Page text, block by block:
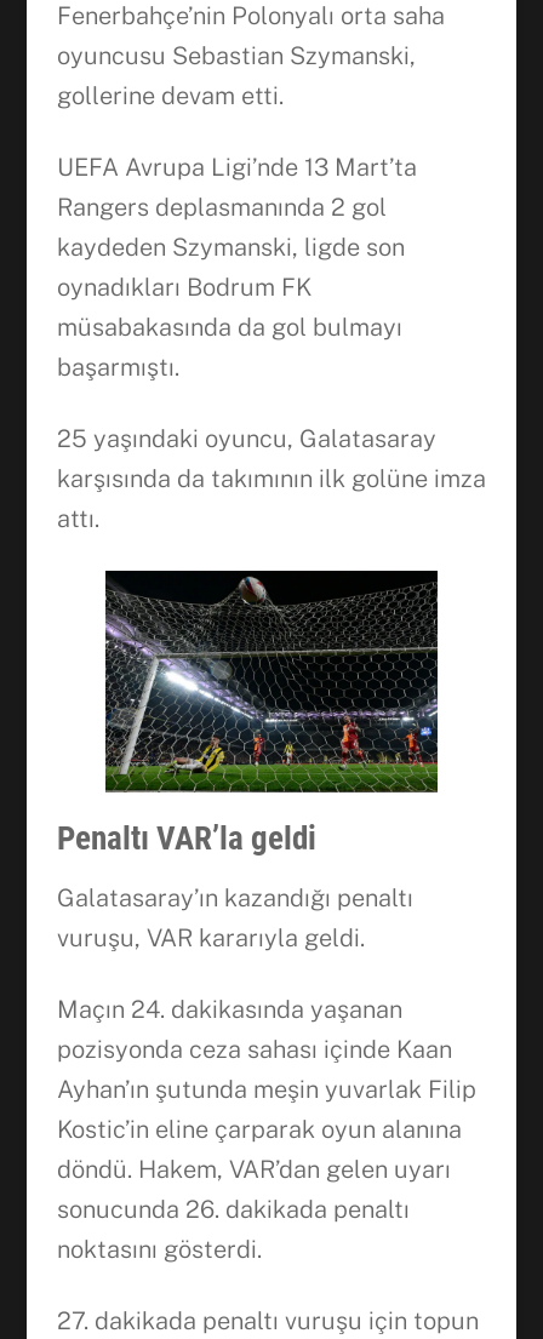
Fenerbahçe’nin Polonyalı orta saha
oyuncusu Sebastian Szymanski,
gollerine devam etti.
UEFA Avrupa Ligi’nde 13 Mart’ta
Rangers deplasmanında 2 gol
kaydeden Szymanski, ligde son
oynadıkları Bodrum FK
müsabakasında da gol bulmayı
başarmıştı.
25 yaşındaki oyuncu, Galatasaray
karşısında da takımının ilk golüne imza
attı.
Penaltı VAR’la geldi
Galatasaray’ın kazandığı penaltı
vuruşu, VAR kararıyla geldi.
Maçın 24. dakikasında yaşanan
pozisyonda ceza sahası içinde Kaan
Ayhan’ın şutunda meşin yuvarlak Filip
Kostic’in eline çarparak oyun alanına
döndü. Hakem, VAR’dan gelen uyarı
sonucunda 26. dakikada penaltı
noktasını gösterdi.
27. dakikada penaltı vuruşu için topun